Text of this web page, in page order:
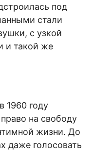
под
стали
с узкой
и такой же
1960 году
на свободу
жизни. До
даже голосовать